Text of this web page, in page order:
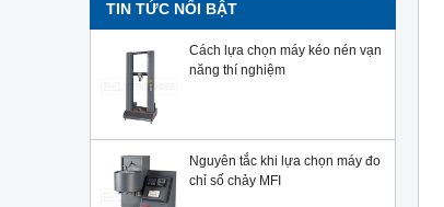
TIN TỨC NỔI BẬT
Cách lựa chọn máy kéo nén vạn
năng thí nghiệm
Nguyên tắc khi lựa chọn máy đo
chỉ số chảy MFI